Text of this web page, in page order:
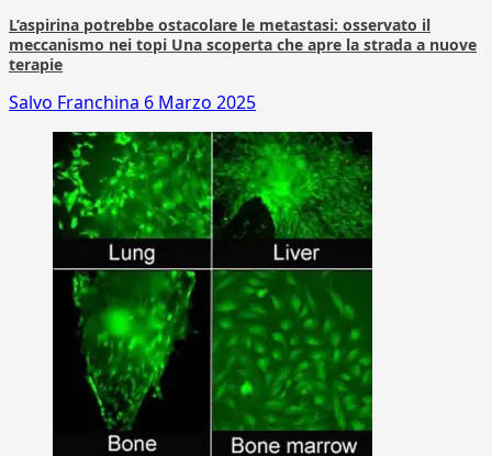
L’aspirina potrebbe ostacolare le metastasi: osservato il
meccanismo nei topi Una scoperta che apre la strada a nuove
terapie
Salvo Franchina 6 Marzo 2025